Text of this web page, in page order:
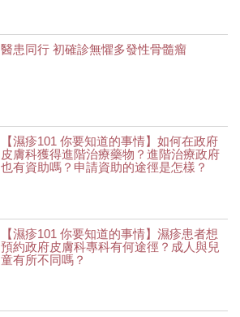
醫患同行 初確診無懼多發性骨髓瘤
【濕疹101 你要知道的事情】如何在政府
皮膚科獲得進階治療藥物？進階治療政府
也有資助嗎？申請資助的途徑是怎樣？
【濕疹101 你要知道的事情】濕疹患者想
預約政府皮膚科專科有何途徑？成人與兒
童有所不同嗎？